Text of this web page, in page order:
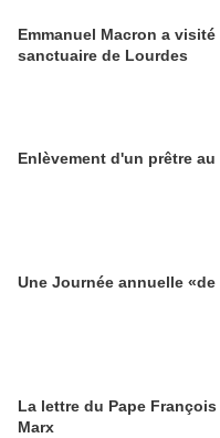
Emmanuel Macron a visité
sanctuaire de Lourdes
Enlèvement d'un prêtre au
Une Journée annuelle
La lettre du Pape
Marx